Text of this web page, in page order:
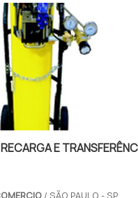
importante contar com
e exclusiva
mais renomadas
internacionais
E